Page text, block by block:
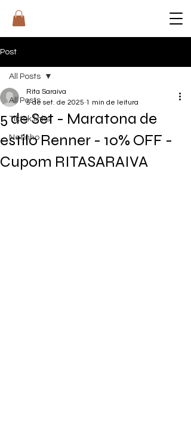
RIT
Post
All Posts
Tiktok links
Netinho
All Posts
5 de Set - Maratona de
estilo Renner - 10% OFF -
Cupom RITASARAIVA
Rita Saraiva
5 de set. de 2025 1 min de leitura